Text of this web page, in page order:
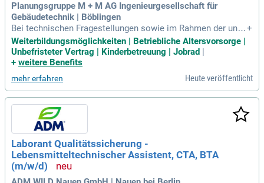
Planungsgruppe M + M AG Ingenieurgesellschaft für
Gebäudetechnik | Böblingen
Bei technischen Fragestellungen sowie im Rahmen der unte
rnehmensweiten Qualitätssicherung; Verantwortung für die
Erstellung von Berichten, Leitfäden, Arbeitsanweisungen, Hil
fsmittel und Auswertungen zur Unterstützung der technisch
+
Weiterbildungsmöglichkeiten | Betriebliche Altersvorsorge |
Unbefristeter Vertrag | Kinderbetreuung | Jobrad
+ weitere Benefits
mehr erfahren Heute veröffentlicht
Laborant Qualitätssicherung -
Lebensmitteltechnischer Assistent, CTA, BTA
(m/w/d)